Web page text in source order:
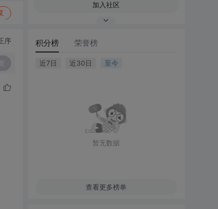
序
加入社区
积分榜 荣誉榜
近7日 近30日 至今
暂无数据
查看更多榜单